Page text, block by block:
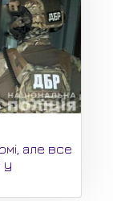
але все
у